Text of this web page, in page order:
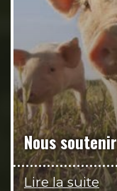
Nous soutenir
Lire la suite